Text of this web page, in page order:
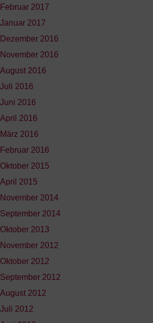
Februar 2017
Januar 2017
Dezember 2016
November 2016
August 2016
Juli 2016
Juni 2016
April 2016
März 2016
Februar 2016
Oktober 2015
April 2015
November 2014
September 2014
Oktober 2013
November 2012
Oktober 2012
September 2012
August 2012
Juli 2012